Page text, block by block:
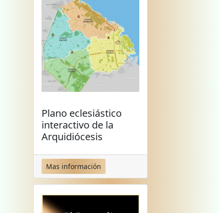
Plano eclesiástico
interactivo de la
Arquidiócesis
Mas información